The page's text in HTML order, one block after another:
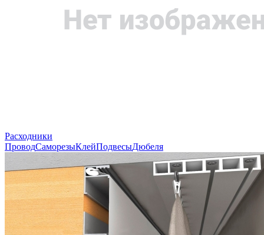
Расходники
ПроводСаморезыКлейПодвесыДюбеля